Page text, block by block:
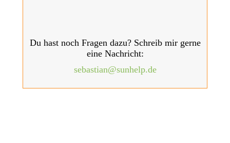
Du hast noch Fragen dazu? Schreib mir gerne
eine Nachricht:
sebastian@sunhelp.de